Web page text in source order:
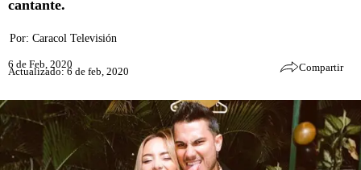
cantante.
Por: Caracol Televisión
6 de Feb, 2020
Actualizado: 6 de feb, 2020 Compartir